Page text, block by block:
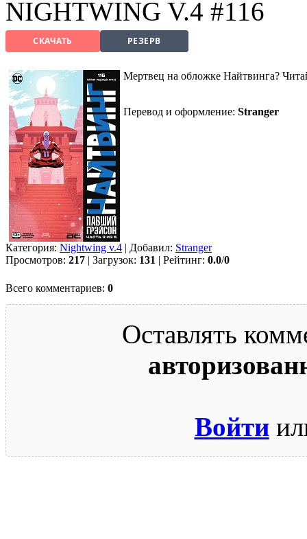
NIGHTWING V.4 #116
СКАЧАТЬ РЕЗЕРВ
Мертвец на обложке Найтвинга?
Перевод и оформление: Stranger
Категория: Nightwing v.4 | Добавил: Strаngеr
Просмотров: 217 | Загрузок: 131 | Рейтинг: 0.0/0
Всего комментариев: 0
Оставлять
Войти